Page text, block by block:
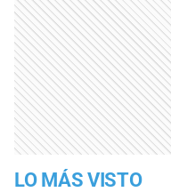
LO MÁS VISTO